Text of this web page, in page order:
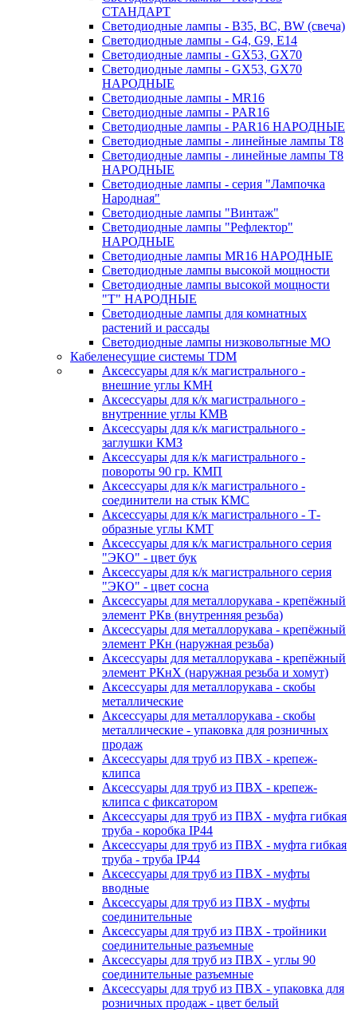
СТАНДАРТ
Светодиодные лампы - B35, BC, BW (свеча)
Светодиодные лампы - G4, G9, Е14
Светодиодные лампы - GX53, GX70
Светодиодные лампы - GX53, GX70
НАРОДНЫЕ
Светодиодные лампы - MR16
Светодиодные лампы - PAR16
Светодиодные лампы - PAR16 НАРОДНЫЕ
Светодиодные лампы - линейные лампы T8
Светодиодные лампы - линейные лампы T8
НАРОДНЫЕ
Светодиодные лампы - серия "Лампочка
Народная"
Светодиодные лампы "Винтаж"
Светодиодные лампы "Рефлектор"
НАРОДНЫЕ
Светодиодные лампы MR16 НАРОДНЫЕ
Светодиодные лампы высокой мощности
Светодиодные лампы высокой мощности
"Т" НАРОДНЫЕ
Светодиодные лампы для комнатных
растений и рассады
Светодиодные лампы низковольтные МО
Кабеленесущие системы TDM
Аксессуары для к/к магистрального -
внешние углы КМН
Аксессуары для к/к магистрального -
внутренние углы КМВ
Аксессуары для к/к магистрального -
заглушки КМЗ
Аксессуары для к/к магистрального -
повороты 90 гр. КМП
Аксессуары для к/к магистрального -
соединители на стык КМС
Аксессуары для к/к магистрального - Т-
образные углы КМТ
Аксессуары для к/к магистрального серия
"ЭКО" - цвет бук
Аксессуары для к/к магистрального серия
"ЭКО" - цвет сосна
Аксессуары для металлорукава - крепёжный
элемент РКв (внутренняя резьба)
Аксессуары для металлорукава - крепёжный
элемент РКн (наружная резьба)
Аксессуары для металлорукава - крепёжный
элемент РКнХ (наружная резьба и хомут)
Аксессуары для металлорукава - скобы
металлические
Аксессуары для металлорукава - скобы
металлические - упаковка для розничных
продаж
Аксессуары для труб из ПВХ - крепеж-
клипса
Аксессуары для труб из ПВХ - крепеж-
клипса с фиксатором
Аксессуары для труб из ПВХ - муфта гибкая
труба - коробка IP44
Аксессуары для труб из ПВХ - муфта гибкая
труба - труба IP44
Аксессуары для труб из ПВХ - муфты
вводные
Аксессуары для труб из ПВХ - муфты
соединительные
Аксессуары для труб из ПВХ - тройники
соединительные разъемные
Аксессуары для труб из ПВХ - углы 90
соединительные разъемные
Аксессуары для труб из ПВХ - упаковка для
розничных продаж - цвет белый